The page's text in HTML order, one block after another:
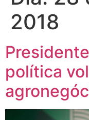
2018
política